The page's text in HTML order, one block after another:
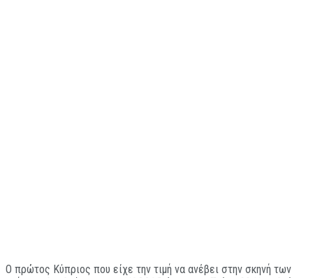
O πρώτος Κύπριος που είχε την τιμή να ανέβει στην σκηνή των